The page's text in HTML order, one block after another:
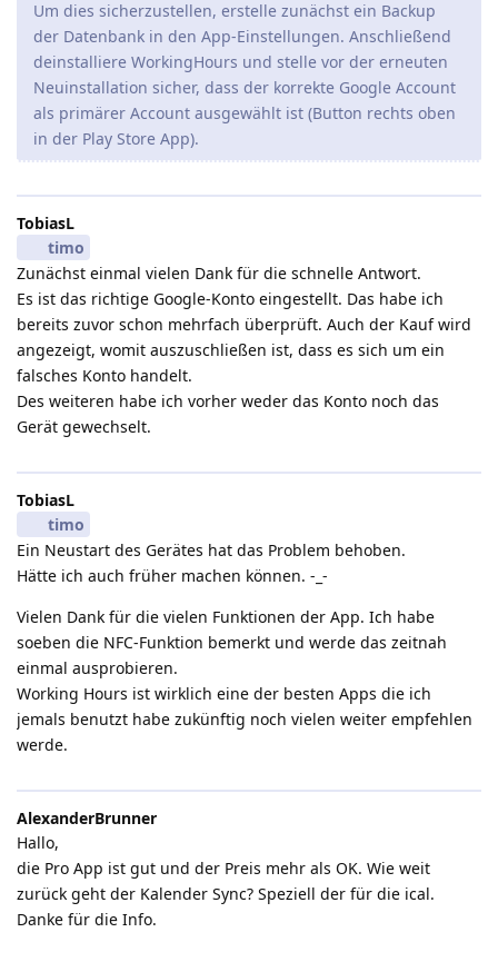
Um dies sicherzustellen, erstelle zunächst ein Backup
der Datenbank in den App-Einstellungen. Anschließend
deinstalliere WorkingHours und stelle vor der erneuten
Neuinstallation sicher, dass der korrekte Google Account
als primärer Account ausgewählt ist (Button rechts oben
in der Play Store App).
TobiasL
timo
Zunächst einmal vielen Dank für die schnelle Antwort.
Es ist das richtige Google-Konto eingestellt. Das habe ich
bereits zuvor schon mehrfach überprüft. Auch der Kauf wird
angezeigt, womit auszuschließen ist, dass es sich um ein
falsches Konto handelt.
Des weiteren habe ich vorher weder das Konto noch das
Gerät gewechselt.
TobiasL
timo
Ein Neustart des Gerätes hat das Problem behoben.
Hätte ich auch früher machen können. -_-
Vielen Dank für die vielen Funktionen der App. Ich habe
soeben die NFC-Funktion bemerkt und werde das zeitnah
einmal ausprobieren.
Working Hours ist wirklich eine der besten Apps die ich
jemals benutzt habe zukünftig noch vielen weiter empfehlen
werde.
AlexanderBrunner
Hallo,
die Pro App ist gut und der Preis mehr als OK. Wie weit
zurück geht der Kalender Sync? Speziell der für die ical.
Danke für die Info.